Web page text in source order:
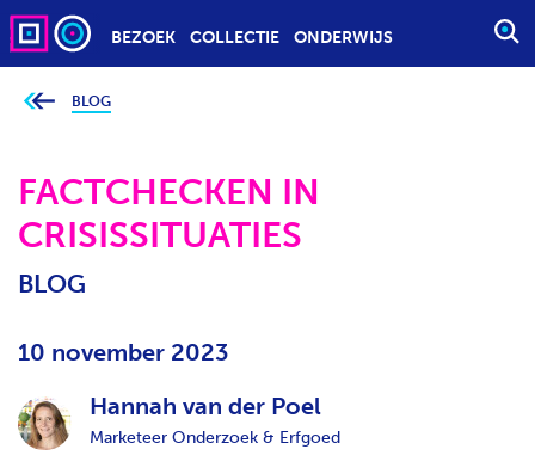
BEZOEK COLLECTIE ONDERWIJS
S
T
J
v
n
d
t
e
h
r
:
BLOG
FACTCHECKEN IN
CRISISSITUATIES
BLOG
10 november 2023
Hannah van der Poel
Marketeer Onderzoek & Erfgoed